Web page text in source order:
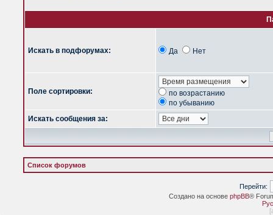
Искать в подфорумах: Да Нет
Поле сортировки:
по возрастанию
по убыванию
Искать сообщения за:
Список форумов
Перейти:
Создано на основе phpBB®
[